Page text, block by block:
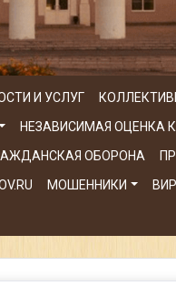
И УСЛУГ
НЕЗАВИСИМАЯ ОЦЕНКА
ОБОРОНА
МОШЕННИКИ